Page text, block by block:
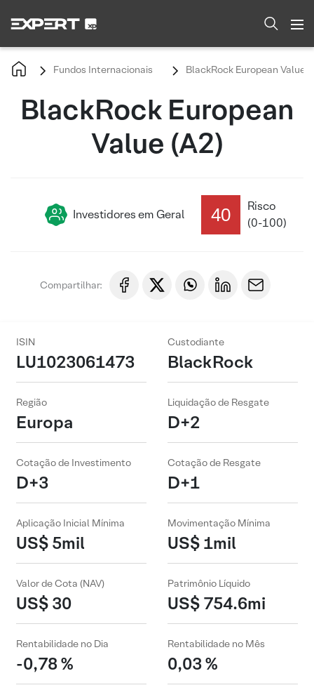
Fundos Internacionais BlackRock European Value
BlackRock European
Value (A2)
Investidores em Geral 40
Risco
(0-100)
Compartilhar:
ISIN
LU1023061473
Custodiante
BlackRock
Região
Europa
Liquidação de Resgate
D+2
Cotação de Investimento
D+3
Cotação de Resgate
D+1
Aplicação Inicial Mínima
US$ 5mil
Movimentação Mínima
US$ 1mil
Valor de Cota (NAV)
US$ 30
Patrimônio Líquido
US$ 754.6mi
Rentabilidade no Dia
-0,78 %
Rentabilidade no Mês
0,03 %